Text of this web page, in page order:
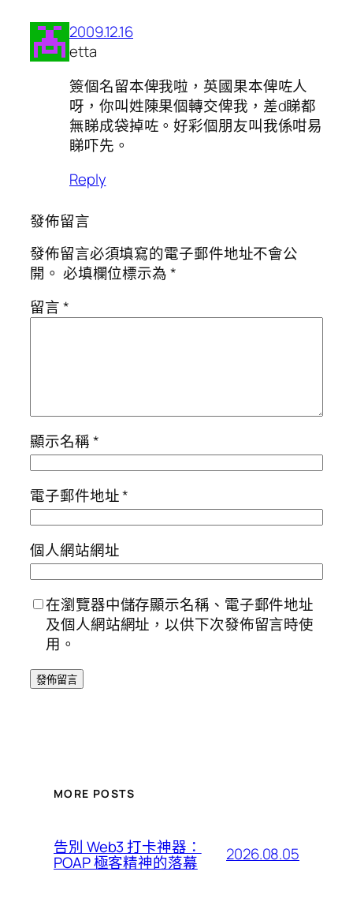
2009.12.16
etta
簽個名留本俾我啦，英國果本俾咗人
呀，你叫姓陳果個轉交俾我，差d睇都
無睇成袋掉咗。好彩個朋友叫我係咁易
睇吓先。
Reply
發佈留言
發佈留言必須填寫的電子郵件地址不會公
開。 必填欄位標示為*
留言*
顯示名稱*
電子郵件地址*
個人網站網址
在瀏覽器中儲存顯示名稱、電子郵件地址
及個人網站網址，以供下次發佈留言時使
用。
MORE POSTS
告別 Web3 打卡神器：
POAP 極客精神的落幕 2026.08.05